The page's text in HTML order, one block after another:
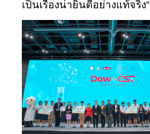
เป็นเรื่องน่ายินดีอย่างแท้จริง”